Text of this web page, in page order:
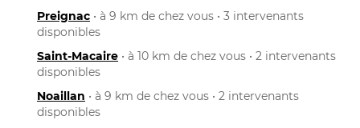
Preignac • à 9 km de chez vous • 3 intervenants
disponibles
Saint-Macaire • à 10 km de chez vous • 2 intervenants
disponibles
Noaillan • à 9 km de chez vous • 2 intervenants
disponibles